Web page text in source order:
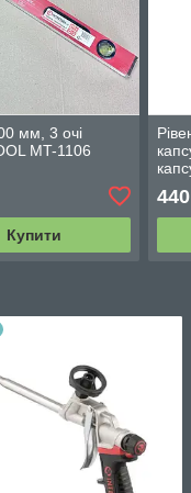
мм, 3 очі
MT-1106
Купити
440